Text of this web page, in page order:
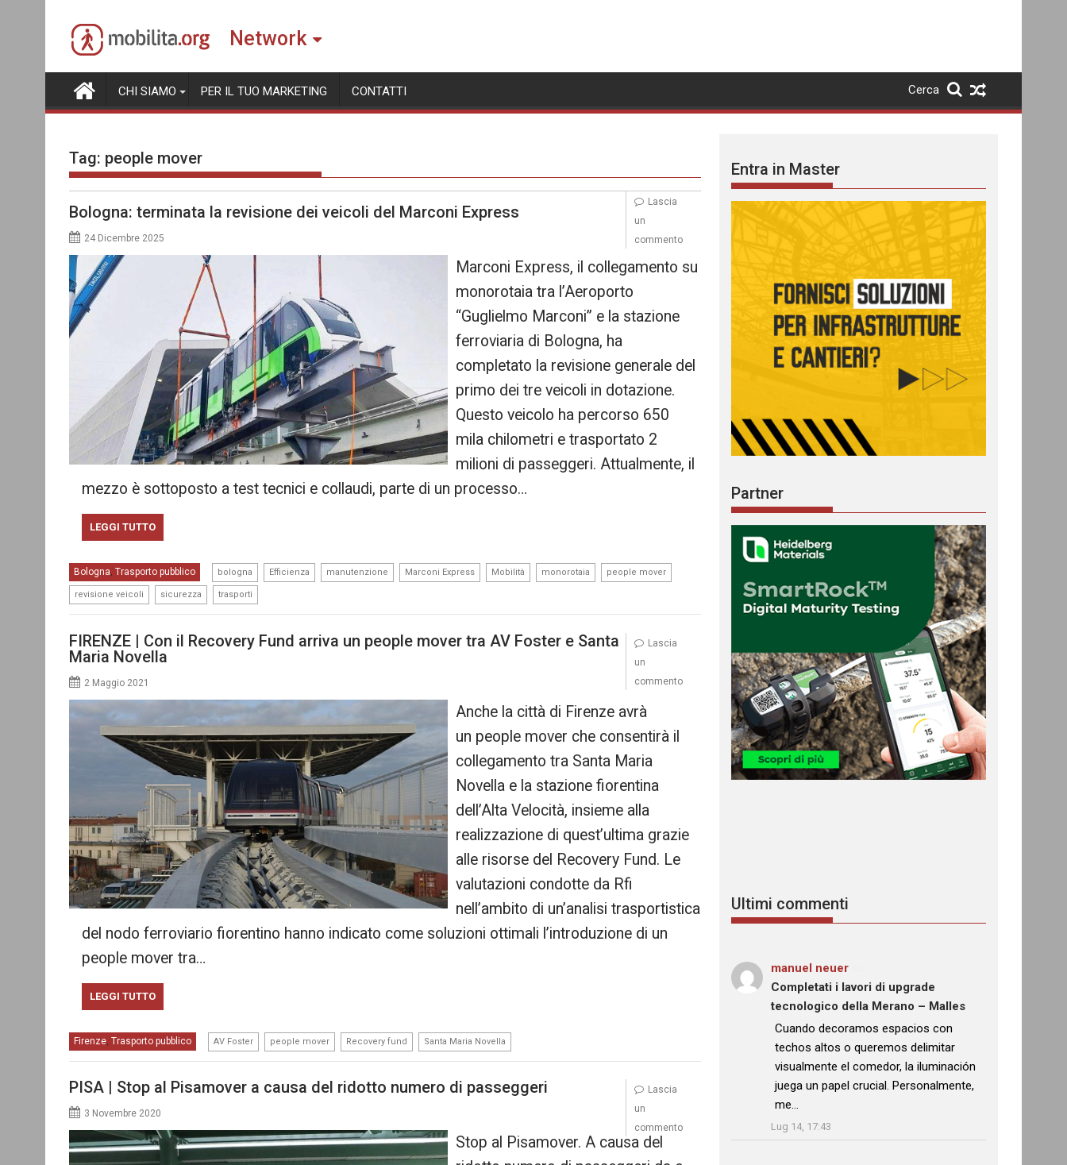
content
Network
CHI SIAMO PER IL TUO MARKETING CONTATTI Cerca
Tag: people mover
Bologna: terminata la revisione dei veicoli del Marconi Express
24 Dicembre 2025
Marconi Express, il collegamento su
monorotaia tra l’Aeroporto
“Guglielmo Marconi” e la stazione
ferroviaria di Bologna, ha
completato la revisione generale del
primo dei tre veicoli in dotazione.
Questo veicolo ha percorso 650
mila chilometri e trasportato 2
milioni di passeggeri. Attualmente, il
mezzo è sottoposto a test tecnici e collaudi, parte di un processo…
LEGGI TUTTO
Bologna, Trasporto pubblico bologna Efficienza manutenzione Marconi Express Mobilità monorotaia people mover
revisione veicoli sicurezza trasporti
Lascia
un
commento
FIRENZE | Con il Recovery Fund arriva un people mover tra AV Foster e Santa
Maria Novella
2 Maggio 2021
Anche la città di Firenze avrà
un people mover che consentirà il
collegamento tra Santa Maria
Novella e la stazione fiorentina
dell’Alta Velocità, insieme alla
realizzazione di quest’ultima grazie
alle risorse del Recovery Fund. Le
valutazioni condotte da Rfi
nell’ambito di un’analisi trasportistica
del nodo ferroviario fiorentino hanno indicato come soluzioni ottimali l’introduzione di un
people mover tra…
LEGGI TUTTO
Firenze Trasporto pubblico AV Foster people mover Recovery fund Santa Maria Novella
Lascia
un
commento
PISA | Stop al Pisamover a causa del ridotto numero di passeggeri
3 Novembre 2020
Stop al Pisamover. A causa del
Lascia
un
commento
Entra in Master
Partner
Ultimi commenti
manuel neuer
Completati i lavori di upgrade
tecnologico della Merano – Malles
: “
Cuando decoramos espacios con
techos altos o queremos delimitar
visualmente el comedor, la iluminación
juega un papel crucial. Personalmente,
me…
Lug 14, 17:43